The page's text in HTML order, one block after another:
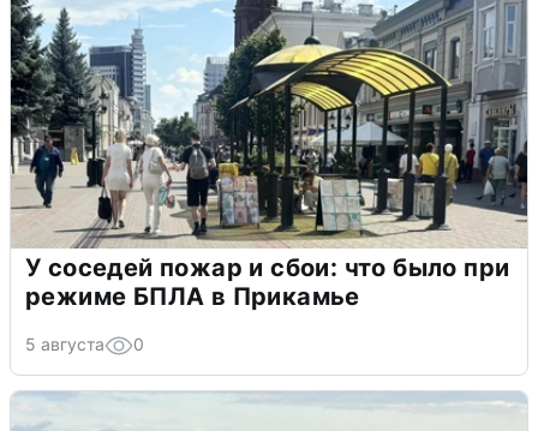
У соседей пожар и сбои: что было при
режиме БПЛА в Прикамье
5 августа 0